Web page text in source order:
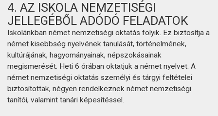
4. AZ ISKOLA NEMZETISÉGI
JELLEGÉBŐL ADÓDÓ FELADATOK
Iskolánkban német nemzetiségi oktatás folyik. Ez biztosítja a
német kisebbség nyelvének tanulását, történelmének,
kultúrájának, hagyományainak, népszokásainak
megismerését. Heti 6 órában oktatjuk a német nyelvet. A
német nemzetiségi oktatás személyi és tárgyi feltételei
biztosítottak, négyen rendelkeznek német nemzetiségi
tanítói, valamint tanári képesítéssel.